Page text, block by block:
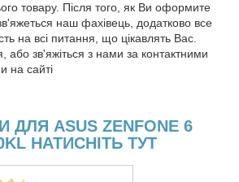
товару. Після того, як Ви оформите
наш фахівець, додатково все
на всі питання, що цікавлять Вас.
зв'яжіться з нами за контактними
на сайті
ДЛЯ ASUS ZENFONE 6
НАТИСНІТЬ ТУТ